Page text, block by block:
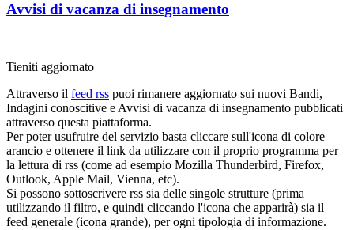
Avvisi di vacanza di insegnamento
Tieniti aggiornato
Attraverso il feed rss puoi rimanere aggiornato sui nuovi Bandi,
Indagini conoscitive e Avvisi di vacanza di insegnamento pubblicati
attraverso questa piattaforma.
Per poter usufruire del servizio basta cliccare sull'icona di colore
arancio e ottenere il link da utilizzare con il proprio programma per
la lettura di rss (come ad esempio Mozilla Thunderbird, Firefox,
Outlook, Apple Mail, Vienna, etc).
Si possono sottoscrivere rss sia delle singole strutture (prima
utilizzando il filtro, e quindi cliccando l'icona che apparirà) sia il
feed generale (icona grande), per ogni tipologia di informazione.